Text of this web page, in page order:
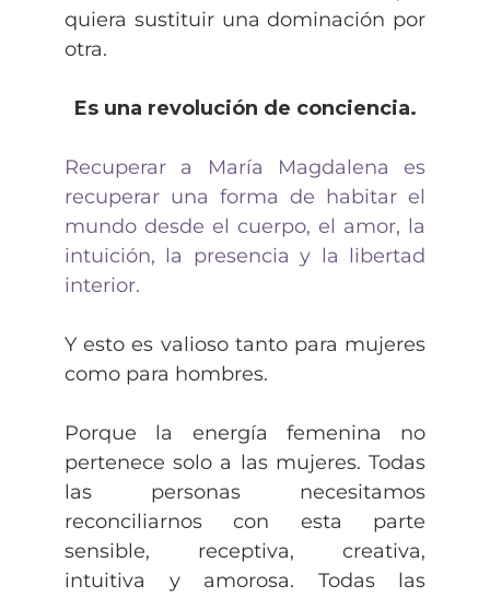
quiera sustituir una dominación por
otra.
Es una revolución de conciencia.
Recuperar a María Magdalena es
recuperar una forma de habitar el
mundo desde el cuerpo, el amor, la
intuición, la presencia y la libertad
interior.
Y esto es valioso tanto para mujeres
como para hombres.
Porque la energía femenina no
pertenece solo a las mujeres. Todas
las personas necesitamos
reconciliarnos con esta parte
sensible, receptiva, creativa,
intuitiva y amorosa. Todas las